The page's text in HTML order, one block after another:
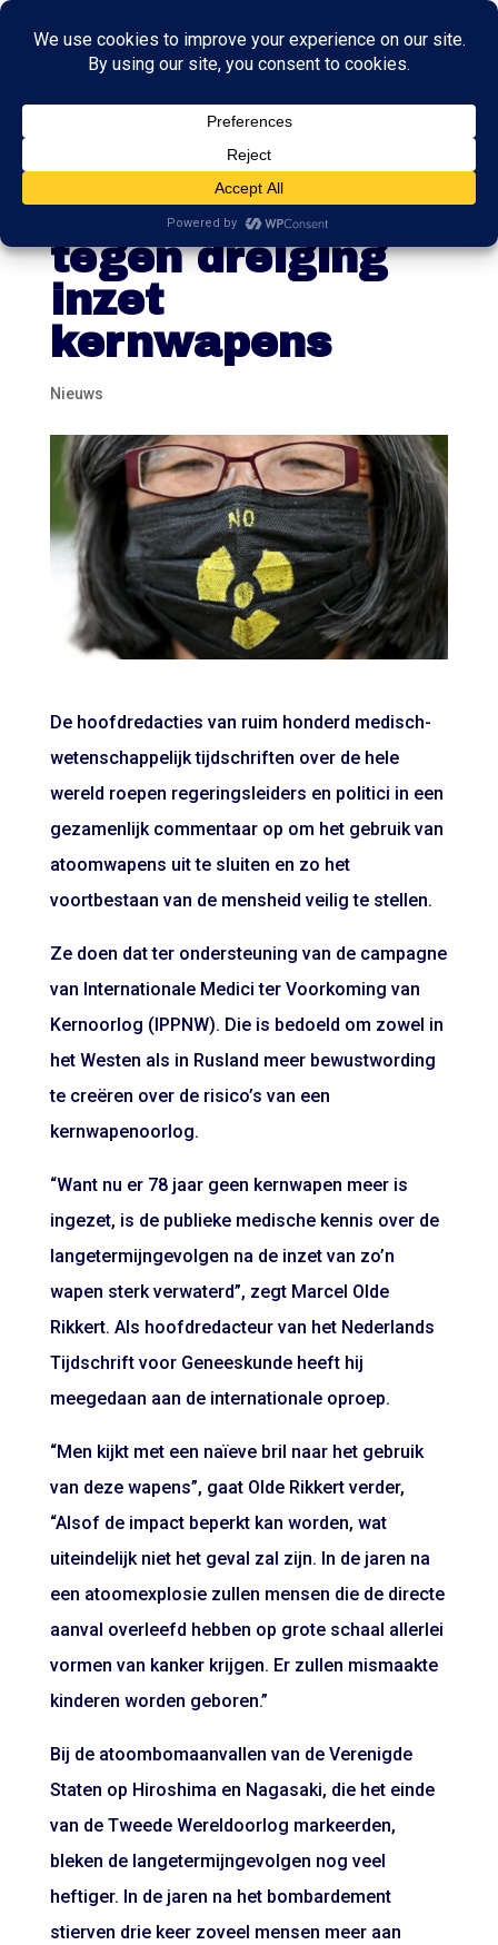
Medische wereld
verenigt zich
tegen dreiging
inzet
kernwapens
Nieuws
De hoofdredacties van ruim honderd medisch-
wetenschappelijk tijdschriften over de hele
wereld roepen regeringsleiders en politici in een
gezamenlijk commentaar op om het gebruik van
atoomwapens uit te sluiten en zo het
voortbestaan van de mensheid veilig te stellen.
Ze doen dat ter ondersteuning van de campagne
van Internationale Medici ter Voorkoming van
Kernoorlog (IPPNW). Die is bedoeld om zowel in
het Westen als in Rusland meer bewustwording
te creëren over de risico’s van een
kernwapenoorlog.
“Want nu er 78 jaar geen kernwapen meer is
ingezet, is de publieke medische kennis over de
langetermijngevolgen na de inzet van zo’n
wapen sterk verwaterd”, zegt Marcel Olde
Rikkert. Als hoofdredacteur van het Nederlands
Tijdschrift voor Geneeskunde heeft hij
meegedaan aan de internationale oproep.
“Men kijkt met een naïeve bril naar het gebruik
van deze wapens”, gaat Olde Rikkert verder,
“Alsof de impact beperkt kan worden, wat
uiteindelijk niet het geval zal zijn. In de jaren na
een atoomexplosie zullen mensen die de directe
aanval overleefd hebben op grote schaal allerlei
vormen van kanker krijgen. Er zullen mismaakte
kinderen worden geboren.”
Bij de atoombomaanvallen van de Verenigde
Staten op Hiroshima en Nagasaki, die het einde
van de Tweede Wereldoorlog markeerden,
bleken de langetermijngevolgen nog veel
heftiger. In de jaren na het bombardement
stierven drie keer zoveel mensen meer aan